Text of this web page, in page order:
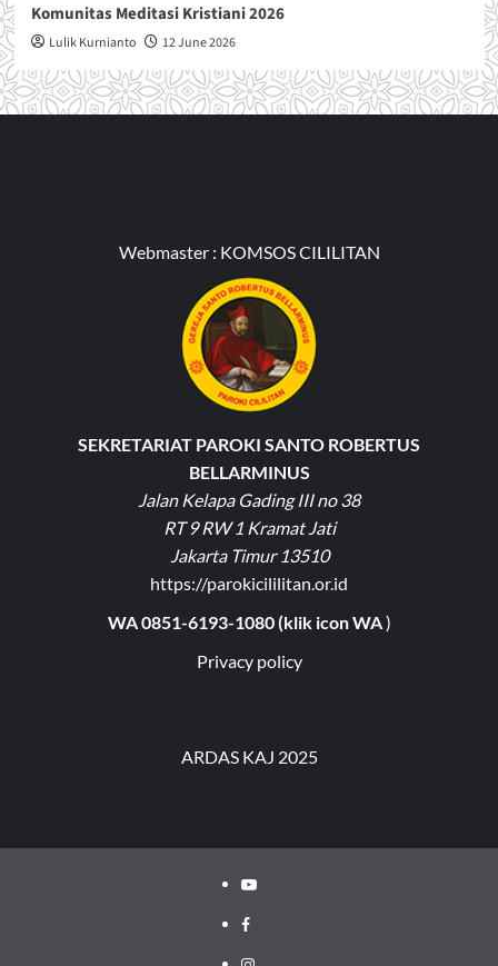
Komunitas Meditasi Kristiani 2026
Lulik Kurnianto 12 June 2026
Webmaster : KOMSOS CILILITAN
SEKRETARIAT PAROKI SANTO ROBERTUS
BELLARMINUS
Jalan Kelapa Gading III no 38
RT 9 RW 1 Kramat Jati
Jakarta Timur 13510
https://parokicililitan.or.id
WA 0851-6193-1080 (klik icon WA)
Privacy policy
ARDAS KAJ 2025
Youtube
Facebook
Instagram